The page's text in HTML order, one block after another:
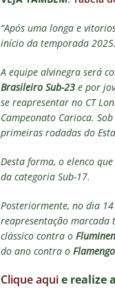
“Após uma longa e
início da temporada 2025.
A equipe alvinegra será
Brasileiro Sub-23 e por
se reapresentar no CT
Campeonato Carioca.
primeiras rodadas do
Desta forma, o elenco
da categoria Sub-17.
Posteriormente, no dia
reapresentação marcada
clássico contra o
do ano contra o Flamengo
Clique aquie realize